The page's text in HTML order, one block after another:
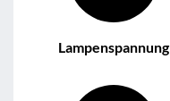
Lampenspannung